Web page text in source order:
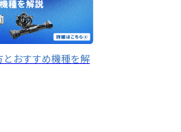
おすすめ機種を解